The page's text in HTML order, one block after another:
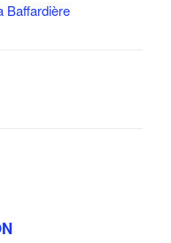
Baffardière